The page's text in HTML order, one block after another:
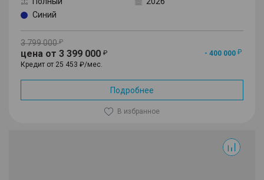
Синий
3 799 000
цена от 3 399 000
- 400 000
Кредит от 25 453 ₽/мес.
Подробнее
В избранное